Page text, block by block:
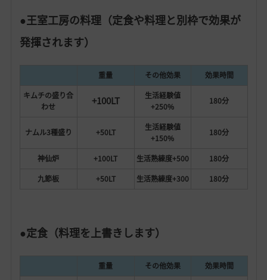
●王室工房の料理（定食や料理と別枠で効果が
発揮されます）
重量 その他効果
効果時間
キムチの盛り合
わせ
+100LT
生活経験値
+250%
180分
ナムル3種盛り +50LT
生活経験値
+150%
180分
神仙炉 +100LT 生活熟練度+500
180分
九節板
+50LT 生活熟練度+300 180分
●定食（料理を上書きします）
重量 その他効果 効果時間